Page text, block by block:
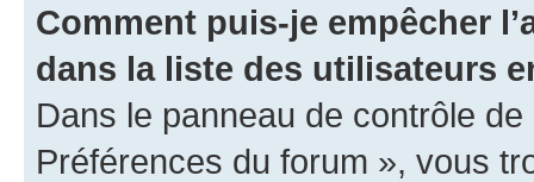
Comment puis-je empêcher
dans la liste des utilisateurs
Dans le panneau de contrôle
Préférences du forum », vous